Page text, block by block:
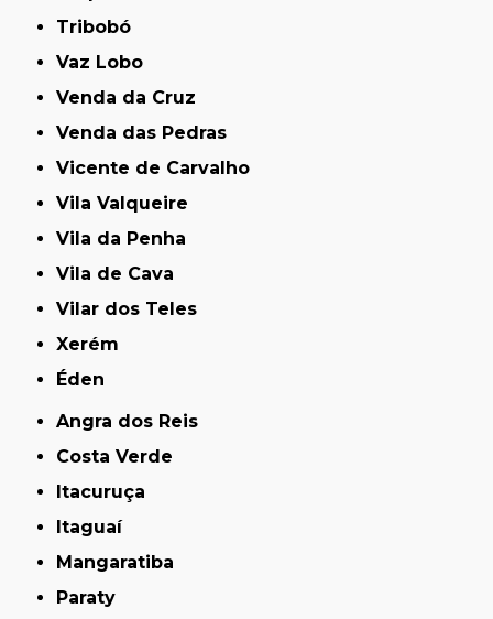
Tribobó
Vaz Lobo
Venda da Cruz
Venda das Pedras
Vicente de Carvalho
Vila Valqueire
Vila da Penha
Vila de Cava
Vilar dos Teles
Xerém
Éden
Angra dos Reis
Costa Verde
Itacuruça
Itaguaí
Mangaratiba
Paraty